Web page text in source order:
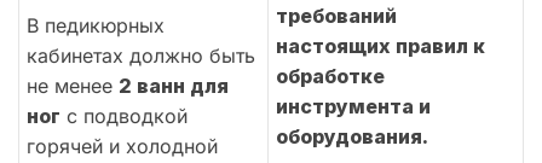
В педикюрных
кабинетах должно быть
не менее 2 ванн для
ног с подводкой
горячей и холодной
требований
настоящих правил к
обработке
инструмента и
оборудования.